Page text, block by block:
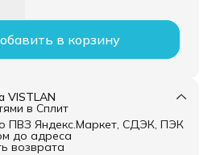
в корзину
VISTLAN
в Сплит
ПВЗ Яндекс.Маркет, СДЭК, ПЭК
до адреса
возврата